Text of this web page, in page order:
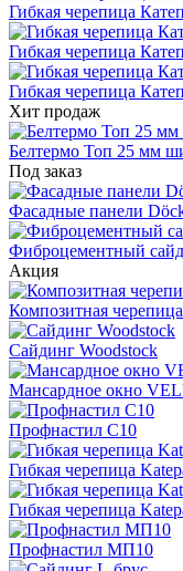
Гибкая черепица
Гибкая черепица
Гибкая черепица
Хит продаж
Белтермо Топ 25 мм
Под заказ
Фасадные панели
Фиброцементный
Акция
Композитная
Cайдинг Woodstock
Мансардное окно
Профнастил С10
Гибкая черепица
Гибкая черепица
Профнастил МП10